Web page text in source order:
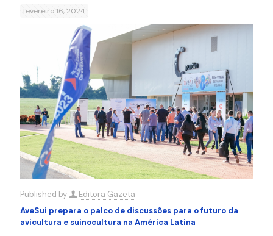
fevereiro 16, 2024
Published by
Editora Gazeta
AveSui prepara o palco de discussões para o futuro da
avicultura e suinocultura na América Latina